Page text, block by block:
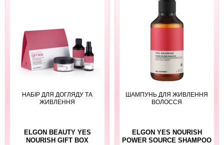
НАБІР ДЛЯ ДОГЛЯДУ ТА
ЖИВЛЕННЯ
ELGON BEAUTY YES
NOURISH GIFT BOX
ШАМПУНЬ ДЛЯ ЖИВЛЕННЯ
ВОЛОССЯ
ELGON YES NOURISH
POWER SOURCE SHAMPOO